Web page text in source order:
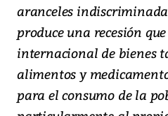
aranceles
produce una recesión
internacional de bienes
alimentos y
para el consumo de la